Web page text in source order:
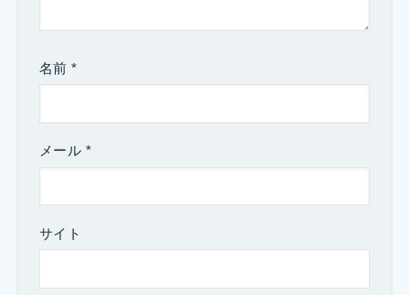
名前*
メール *
サイト